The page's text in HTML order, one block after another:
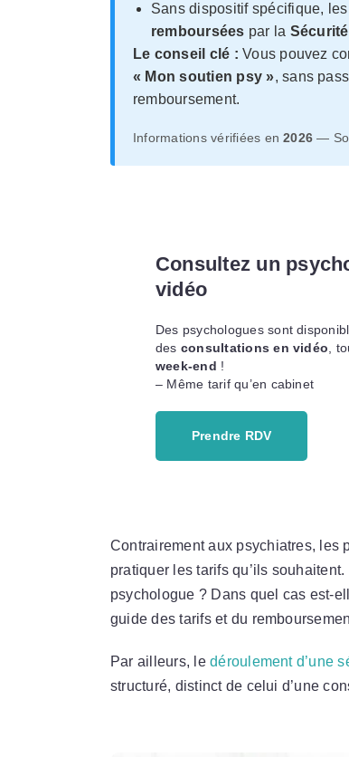
Sans dispositif spécifique,
remboursées par la
Le conseil clé : Vous pouvez
« Mon soutien psy », sans
remboursement.
Informations vérifiées en2026 —
Consultez un
vidéo
Des psychologues sont
des consultations en vidéo ,
week-end !
– Même tarif qu’en cabinet
Prendre RDV
Contrairement aux psychiatres, les
pratiquer les tarifs qu’ils
psychologue ? Dans quel cas est-
guide des tarifs et du
Par ailleurs, ledéroulement d’une
structuré, distinct de celui d’une